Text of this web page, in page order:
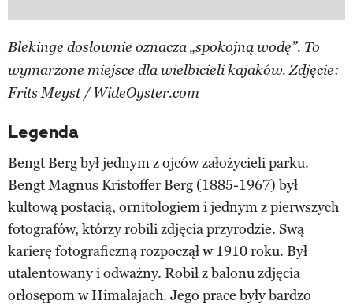
Blekinge dosłownie oznacza „spokojną wodę”. To
wymarzone miejsce dla wielbicieli kajaków. Zdjęcie:
Frits Meyst / WideOyster.com
Legenda
Bengt Berg był jednym z ojców założycieli parku.
Bengt Magnus Kristoffer Berg (1885-1967) był
kultową postacią, ornitologiem i jednym z pierwszych
fotografów, którzy robili zdjęcia przyrodzie. Swą
karierę fotograficzną rozpoczął w 1910 roku. Był
utalentowany i odważny. Robił z balonu zdjęcia
orłosępom w Himalajach. Jego prace były bardzo